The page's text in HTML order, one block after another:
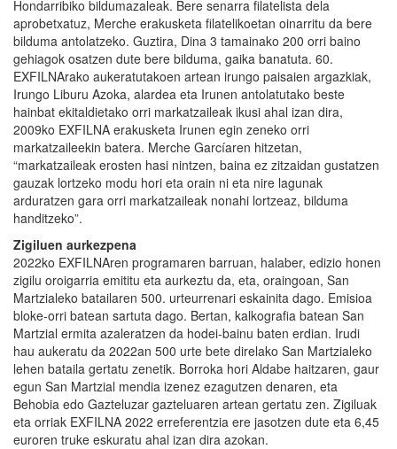
Hondarribiko bildumazaleak. Bere senarra filatelista dela
aprobetxatuz, Merche erakusketa filatelikoetan oinarritu da bere
bilduma antolatzeko. Guztira, Dina 3 tamainako 200 orri baino
gehiagok osatzen dute bere bilduma, gaika banatuta. 60.
EXFILNArako aukeratutakoen artean irungo paisaien argazkiak,
Irungo Liburu Azoka, alardea eta Irunen antolatutako beste
hainbat ekitaldietako orri markatzaileak ikusi ahal izan dira,
2009ko EXFILNA erakusketa Irunen egin zeneko orri
markatzaileekin batera. Merche Garcíaren hitzetan,
“markatzaileak erosten hasi nintzen, baina ez zitzaidan gustatzen
gauzak lortzeko modu hori eta orain ni eta nire lagunak
arduratzen gara orri markatzaileak nonahi lortzeaz, bilduma
handitzeko”.
Zigiluen aurkezpena
2022ko EXFILNAren programaren barruan, halaber, edizio honen
zigilu oroigarria emititu eta aurkeztu da, eta, oraingoan, San
Martzialeko batailaren 500. urteurrenari eskainita dago. Emisioa
bloke-orri batean sartuta dago. Bertan, kalkografia batean San
Martzial ermita azaleratzen da hodei-bainu baten erdian. Irudi
hau aukeratu da 2022an 500 urte bete direlako San Martzialeko
lehen bataila gertatu zenetik. Borroka hori Aldabe haitzaren, gaur
egun San Martzial mendia izenez ezagutzen denaren, eta
Behobia edo Gazteluzar gazteluaren artean gertatu zen. Zigiluak
eta orriak EXFILNA 2022 erreferentzia ere jasotzen dute eta 6,45
euroren truke eskuratu ahal izan dira azokan.